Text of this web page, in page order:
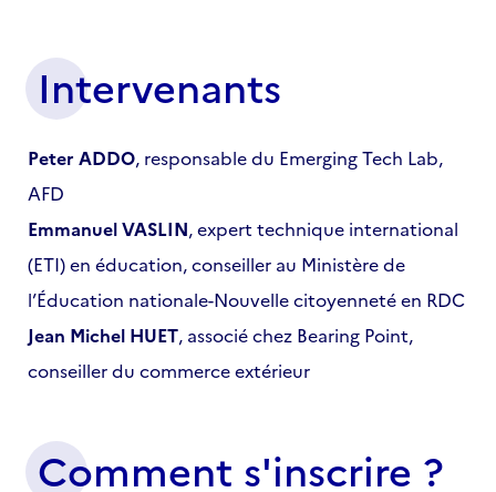
Intervenants
Peter ADDO, responsable du Emerging Tech Lab,
AFD
Emmanuel VASLIN, expert technique international
(ETI) en éducation, conseiller au Ministère de
l’Éducation nationale-Nouvelle citoyenneté en RDC
Jean Michel HUET, associé chez Bearing Point,
conseiller du commerce extérieur
Comment s'inscrire ?